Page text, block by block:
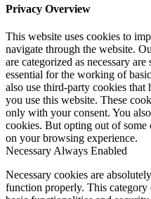
Privacy Overview
This website uses cookies to
navigate through the website.
are categorized as necessary
essential for the working of
also use third-party cookies that
you use this website. These
only with your consent. You
cookies. But opting out of some
on your browsing experience.
Necessary Always Enabled
Necessary cookies are
function properly. This category